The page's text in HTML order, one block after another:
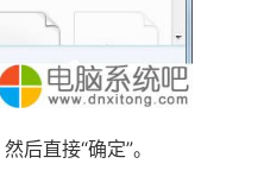
直接“确定”。